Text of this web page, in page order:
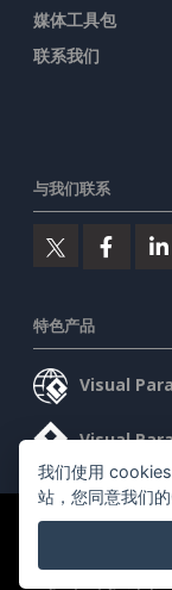
媒体工具包
联系我们
与我们联系
特色产品
Visual
Visual
©2026 by Visual
我们使用
站，您同意我们